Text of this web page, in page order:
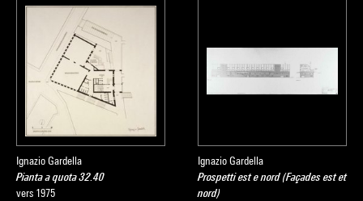
Ignazio Gardella
Pianta a quota 32.40
vers 1975
Ignazio Gardella
Prospetti est e nord (Façades est et
nord)